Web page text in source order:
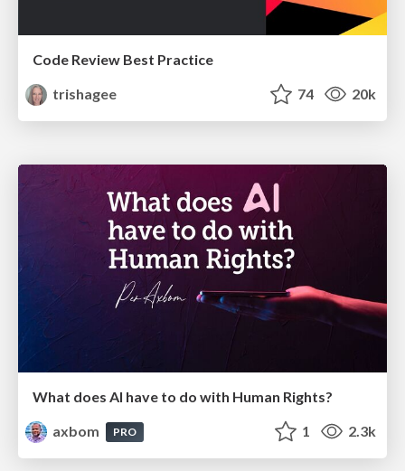
Code Review Best Practice
trishagee
74 20k
What does AI have to do with Human Rights?
axbom
PRO 1 2.3k